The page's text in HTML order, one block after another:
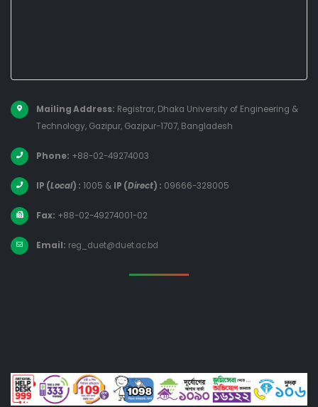
Mailing Address: Registrar, Dhaka University of Engineering &
Technology, Gazipur, Gazipur-1707, Bangladesh
Phone: +88-02-49274003
IP (Local) : 1005 & IP (Direct) : 09666-328005
Fax: +88-02-49274001-02
Email: reg_duet@duet.ac.bd